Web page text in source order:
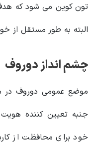
البته به طور مستقل از
چشم انداز دوروف
موضع عمومی دوروف در
جنبه تعیین کننده هویت
خود برای محافظت از